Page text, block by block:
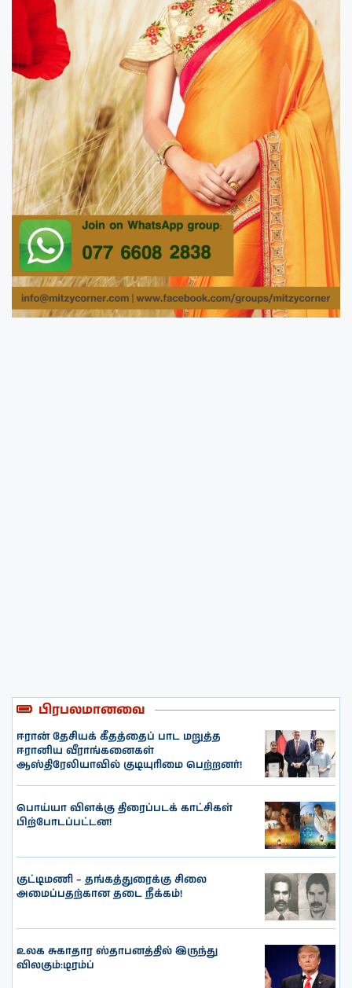
பிரபலமானவை
ஈரான் தேசியக் கீதத்தைப் பாட மறுத்த
ஈரானிய வீராங்கனைகள்
ஆஸ்திரேலியாவில் குடியுரிமை பெற்றனர்!
பொய்யா விளக்கு திரைப்படக் காட்சிகள்
பிற்போடப்பட்டன!
குட்டிமணி – தங்கத்துரைக்கு சிலை
அமைப்பதற்கான தடை நீக்கம்!
உலக சுகாதார ஸ்தாபனத்தில் இருந்து
விலகும்:டிரம்ப்